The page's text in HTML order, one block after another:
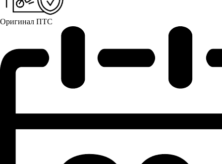
Оригинал ПТС